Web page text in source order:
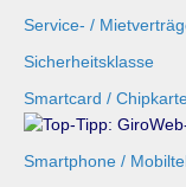
Service- /
Sicherheitsklasse
Smartcard /
Smartphone /